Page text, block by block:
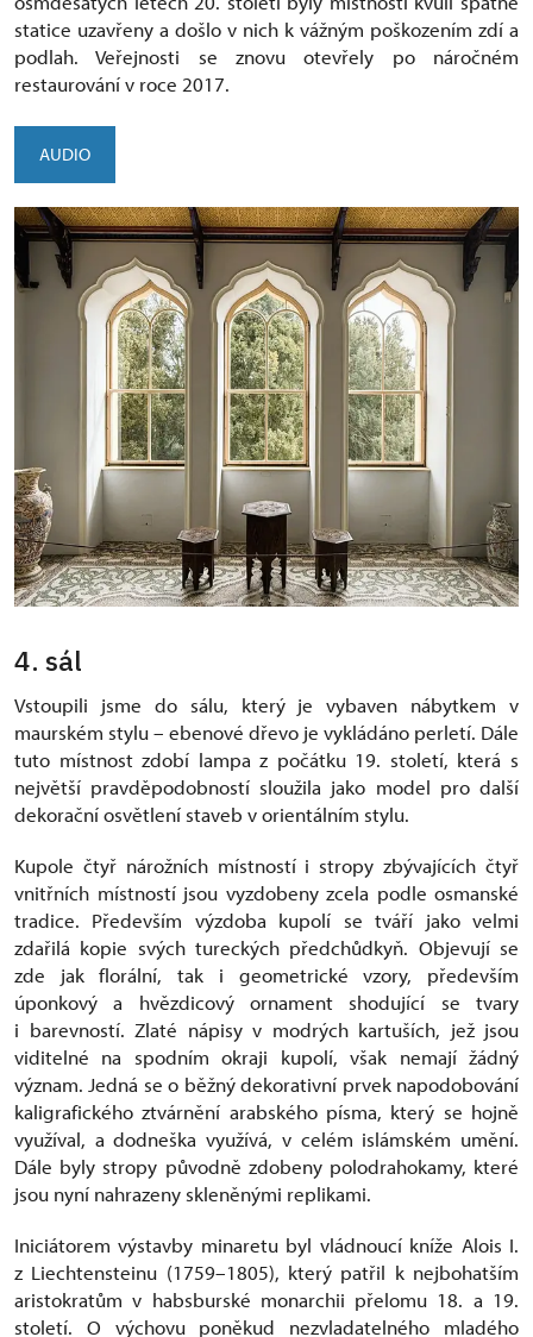
statice uzavřeny a došlo v nich k vážným poškozením zdí a
podlah. Veřejnosti se znovu otevřely po náročném
restaurování v roce 2017.
AUDIO
4. sál
Vstoupili jsme do sálu, který je vybaven nábytkem v
maurském stylu – ebenové dřevo je vykládáno perletí. Dále
tuto místnost zdobí lampa z počátku 19. století, která s
největší pravděpodobností sloužila jako model pro další
dekorační osvětlení staveb v orientálním stylu.
Kupole čtyř nárožních místností i stropy zbývajících čtyř
vnitřních místností jsou vyzdobeny zcela podle osmanské
tradice. Především výzdoba kupolí se tváří jako velmi
zdařilá kopie svých tureckých předchůdkyň. Objevují se
zde jak florální, tak i geometrické vzory, především
úponkový a hvězdicový ornament shodující se tvary
i barevností. Zlaté nápisy v modrých kartuších, jež jsou
viditelné na spodním okraji kupolí, však nemají žádný
význam. Jedná se o běžný dekorativní prvek napodobování
kaligrafického ztvárnění arabského písma, který se hojně
využíval, a dodneška využívá, v celém islámském umění.
Dále byly stropy původně zdobeny polodrahokamy, které
jsou nyní nahrazeny skleněnými replikami.
Iniciátorem výstavby minaretu byl vládnoucí kníže Alois I.
z Liechtensteinu (1759–1805), který patřil k nejbohatším
aristokratům v habsburské monarchii přelomu 18. a 19.
století. O výchovu poněkud nezvladatelného mladého